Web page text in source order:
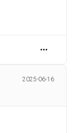
2025-06-16